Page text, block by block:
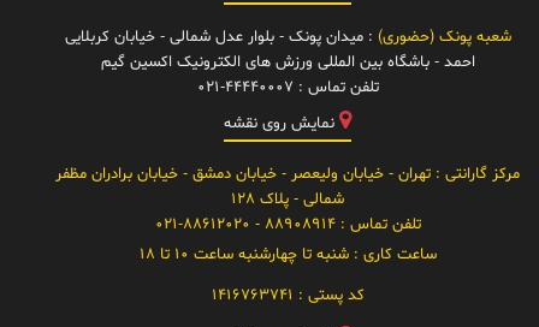
شعبه پونک (حضوری) : میدان پونک - بلوار عدل شمالی - خیابان کربلایی
احمد - باشگاه بین المللی ورزش های الکترونیک اکسین گیم
تلفن تماس : 021-44440007
نمایش روی نقشه
مرکز گارانتی : تهران - خیابان ولیعصر - خیابان دمشق - خیابان برادران مظفر
شمالی - پلاک 128
تلفن تماس :88908914 - 021-88612020
ساعت کاری :شنبه تا چهارشنبه ساعت 10 تا 18
کد پستی : 1416763741